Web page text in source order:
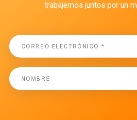
trabajemos juntos por un